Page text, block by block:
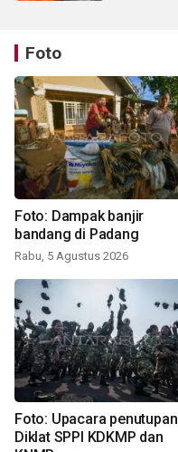
Foto
Foto: Dampak banjir
bandang di Padang
Rabu, 5 Agustus 2026
Foto: Upacara penutupan
Diklat SPPI KDKMP dan